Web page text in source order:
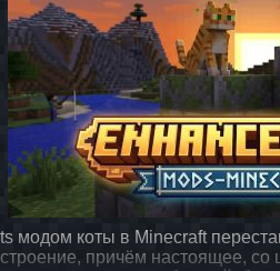
модом коты в Minecraft
причём настоящее,